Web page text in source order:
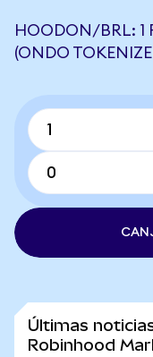
HOODON/BRL: 1
(ONDO
Últimas
Robinhood